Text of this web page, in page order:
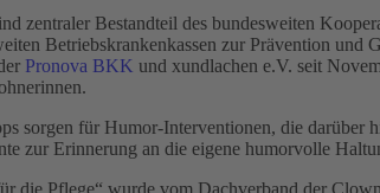
zentraler Bestandteil des bundesweiten
Betriebskrankenkassen zur Prävention
Pronova BKK und xundlachen e.V. seit
sorgen für Humor-Interventionen, die darüber
zur Erinnerung an die eigene humorvolle
die Pflege“ wurde vom Dachverband der